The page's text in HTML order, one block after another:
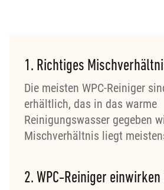
1. Richtiges
Die meisten WPC-Reiniger
erhältlich, das in das warme
Reinigungswasser gegeben
Mischverhältnis liegt
2. WPC-Reiniger